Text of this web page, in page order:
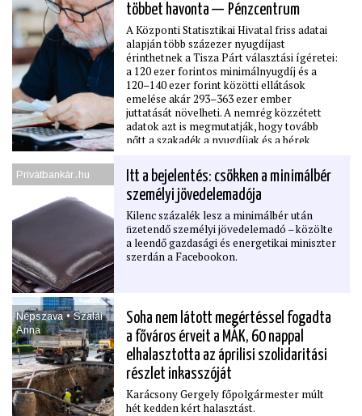
többet havonta — Pénzcentrum
A Központi Statisztikai Hivatal friss adatai
alapján több százezer nyugdíjast
érinthetnek a Tisza Párt választási ígéretei:
a 120 ezer forintos minimálnyugdíj és a
120–140 ezer forint közötti ellátások
emelése akár 293–363 ezer ember
juttatását növelheti. A nemrég közzétett
adatok azt is megmutatják, hogy tovább
nőtt a szakadék a nyugdíjak és a bérek
élhetnek a létminimum alatt.
Privátbankár․hu
Itt a bejelentés: csökken a minimálbér
személyi jövedelemadója
Kilenc százalék lesz a minimálbér után
ﬁzetendő személyi jövedelemadó – közölte
a leendő gazdasági és energetikai miniszter
szerdán a Facebookon.
Népszava • Szalai
Anna
Soha nem látott megértéssel fogadta
a főváros érveit a MÁK, 60 nappal
elhalasztotta az áprilisi szolidaritási
részlet inkasszóját
Karácsony Gergely főpolgármester múlt
hét kedden kért halasztást.